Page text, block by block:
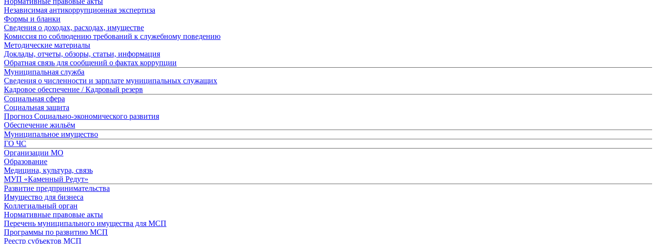
Независимая антикоррупционная экспертиза
Формы и бланки
Сведения о доходах, расходах, имуществе
Комиссия по соблюдению требований к служебному поведению
Методические материалы
Доклады, отчеты, обзоры, статьи, информация
Обратная связь для сообщений о фактах коррупции
Муниципальная служба
Сведения о численности и зарплате муниципальных служащих
Кадровое обеспечение / Кадровый резерв
Социальная сфера
Социальная защита
Прогноз Социально-экономического развития
Обеспечение жильём
Муниципальное имущество
ГО ЧС
Организации МО
Образование
Медицина, культура, связь
МУП «Каменный Редут»
Развитие предпринимательства
Имущество для бизнеса
Коллегиальный орган
Нормативные правовые акты
Перечень муниципального имущества для МСП
Программы по развитию МСП
Реестр субъектов МСП